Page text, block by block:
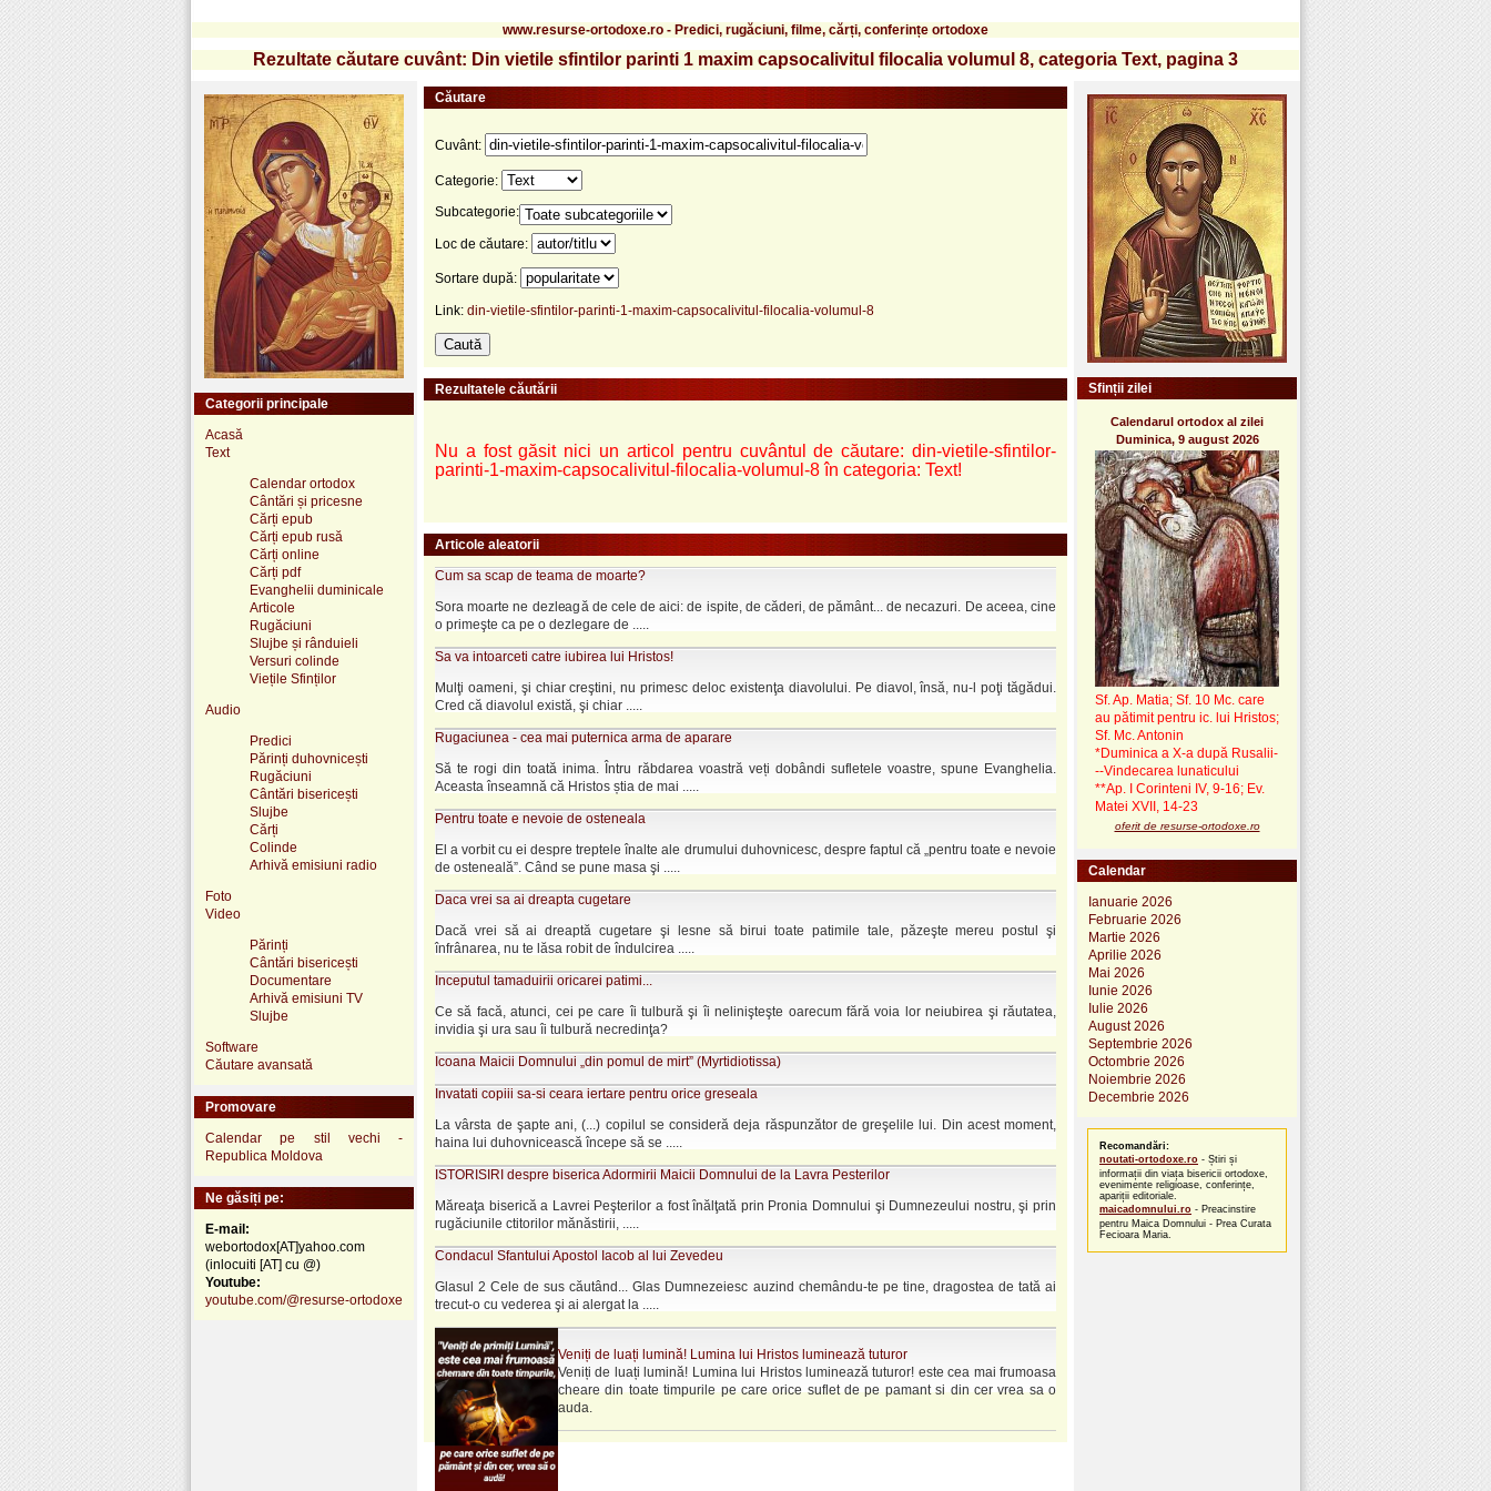
www.resurse-ortodoxe.ro - Predici, rugăciuni, filme, cărți, conferințe ortodoxe
Rezultate căutare cuvânt: Din vietile sfintilor parinti 1 maxim capsocalivitul filocalia volumul 8, categoria Text, pagina 3
Categorii principale
Acasă
Text
Calendar ortodox
Cântări și pricesne
Cărți epub
Cărți epub rusă
Cărți online
Cărți pdf
Evanghelii duminicale
Articole
Rugăciuni
Slujbe și rânduieli
Versuri colinde
Viețile Sfinților
Audio
Predici
Părinți duhovnicești
Rugăciuni
Cântări bisericești
Slujbe
Cărți
Colinde
Arhivă emisiuni radio
Foto
Video
Părinți
Cântări bisericești
Documentare
Arhivă emisiuni TV
Slujbe
Software
Căutare avansată
Promovare
Calendar pe stil vechi -
Republica Moldova
Ne găsiți pe:
E-mail:
webortodox[AT]yahoo.com
(inlocuiti [AT] cu @)
Youtube:
youtube.com/@resurse-ortodoxe
Căutare
Cuvânt:
Categorie:
Subcategorie:
Loc de căutare:
Sortare după:
Link: din-vietile-sfintilor-parinti-1-maxim-capsocalivitul-filocalia-volumul-8
Rezultatele căutării
Nu a fost găsit nici un articol pentru cuvântul de căutare: din-vietile-sfintilor-
parinti-1-maxim-capsocalivitul-filocalia-volumul-8 în categoria: Text!
Articole aleatorii
Cum sa scap de teama de moarte?
Sora moarte ne dezleagă de cele de aici: de ispite, de căderi, de pământ... de necazuri. De aceea, cine
o primeşte ca pe o dezlegare de .....
Sa va intoarceti catre iubirea lui Hristos!
Mulţi oameni, şi chiar creştini, nu primesc deloc existenţa diavolului. Pe diavol, însă, nu-l poţi tăgădui.
Cred că diavolul există, şi chiar .....
Rugaciunea - cea mai puternica arma de aparare
Să te rogi din toată inima. Întru răbdarea voastră veți dobândi sufletele voastre, spune Evanghelia.
Aceasta înseamnă că Hristos știa de mai .....
Pentru toate e nevoie de osteneala
El a vorbit cu ei despre treptele înalte ale drumului duhovnicesc, despre faptul că „pentru toate e nevoie
de osteneală”. Când se pune masa şi .....
Daca vrei sa ai dreapta cugetare
Dacă vrei să ai dreaptă cugetare şi lesne să birui toate patimile tale, păzeşte mereu postul şi
înfrânarea, nu te lăsa robit de îndulcirea .....
Inceputul tamaduirii oricarei patimi...
Ce să facă, atunci, cei pe care îi tulbură şi îi nelinişteşte oarecum fără voia lor neiubirea şi răutatea,
invidia şi ura sau îi tulbură necredinţa?
Icoana Maicii Domnului „din pomul de mirt” (Myrtidiotissa)
Invatati copiii sa-si ceara iertare pentru orice greseala
La vârsta de şapte ani, (...) copilul se consideră deja răspunzător de greşelile lui. Din acest moment,
haina lui duhovnicească începe să se .....
ISTORISIRI despre biserica Adormirii Maicii Domnului de la Lavra Pesterilor
Măreaţa biserică a Lavrei Peşterilor a fost înălţată prin Pronia Domnului şi Dumnezeului nostru, şi prin
rugăciunile ctitorilor mănăstirii, .....
Condacul Sfantului Apostol Iacob al lui Zevedeu
Glasul 2 Cele de sus căutând... Glas Dumnezeiesc auzind chemându-te pe tine, dragostea de tată ai
trecut-o cu vederea şi ai alergat la .....
Veniți de luați lumină! Lumina lui Hristos luminează tuturor
Veniți de luați lumină! Lumina lui Hristos luminează tuturor! este cea mai frumoasa
cheare din toate timpurile pe care orice suflet de pe pamant si din cer vrea sa o
auda.
Sfinții zilei
Calendarul ortodox al zilei
Duminica, 9 august 2026
Sf. Ap. Matia; Sf. 10 Mc. care
au pătimit pentru ic. lui Hristos;
Sf. Mc. Antonin
*Duminica a X-a după Rusalii-
--Vindecarea lunaticului
**Ap. I Corinteni IV, 9-16; Ev.
Matei XVII, 14-23
oferit de resurse-ortodoxe.ro
Calendar
Ianuarie 2026
Februarie 2026
Martie 2026
Aprilie 2026
Mai 2026
Iunie 2026
Iulie 2026
August 2026
Septembrie 2026
Octombrie 2026
Noiembrie 2026
Decembrie 2026
Recomandări:
noutati-ortodoxe.ro - Știri și
informații din viața bisericii ortodoxe,
evenimente religioase, conferințe,
apariții editoriale.
maicadomnului.ro - Preacinstire
pentru Maica Domnului - Prea Curata
Fecioara Maria.